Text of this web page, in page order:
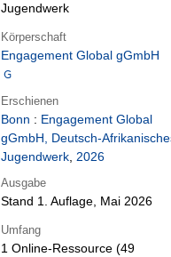
Jugendwerk
Körperschaft
Engagement Global gGmbH
Erschienen
Bonn : Engagement Global
gGmbH, Deutsch-
Jugendwerk, 2026
Ausgabe
Stand 1. Auflage, Mai 2026
Umfang
1 Online-Ressource (49